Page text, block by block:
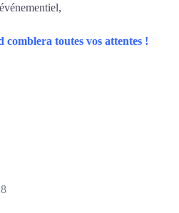
toutes vos attentes !